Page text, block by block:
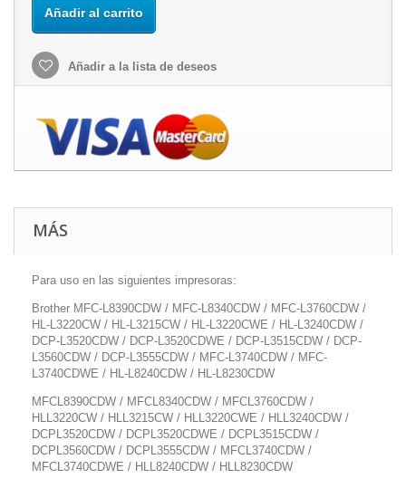
Añadir al carrito
Añadir a la lista de deseos
MÁS
Para uso en las siguientes impresoras:
Brother MFC-L8390CDW / MFC-L8340CDW / MFC-L3760CDW /
HL-L3220CW / HL-L3215CW / HL-L3220CWE / HL-L3240CDW /
DCP-L3520CDW / DCP-L3520CDWE / DCP-L3515CDW / DCP-
L3560CDW / DCP-L3555CDW / MFC-L3740CDW / MFC-
L3740CDWE / HL-L8240CDW / HL-L8230CDW
MFCL8390CDW / MFCL8340CDW / MFCL3760CDW /
HLL3220CW / HLL3215CW / HLL3220CWE / HLL3240CDW /
DCPL3520CDW / DCPL3520CDWE / DCPL3515CDW /
DCPL3560CDW / DCPL3555CDW / MFCL3740CDW /
MFCL3740CDWE / HLL8240CDW / HLL8230CDW